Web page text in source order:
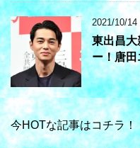
2021/10/14
東出昌大
ー！唐
今HOTな記事はコチラ！